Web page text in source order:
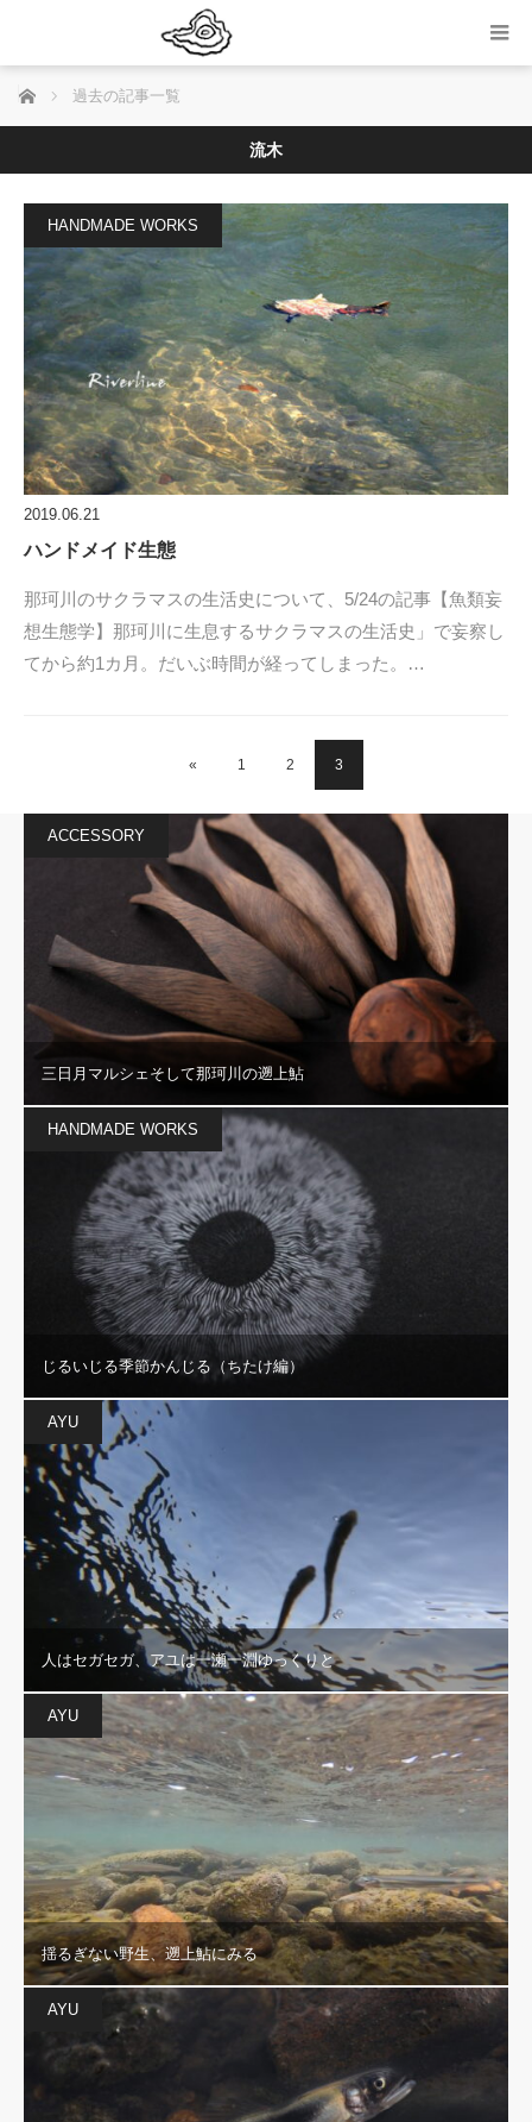
ホーム 過去の記事一覧
流木
HANDMADE WORKS
2019.06.21
ハンドメイド生態
那珂川のサクラマスの生活史について、5/24の記事【魚類妄
想生態学】那珂川に生息するサクラマスの生活史」で妄察し
てから約1カ月。だいぶ時間が経ってしまった。…
« 1 2 3
ACCESSORY
三日月マルシェそして那珂川の遡上鮎
HANDMADE WORKS
じるいじる季節かんじる（ちたけ編）
AYU
人はセガセガ、アユは一瀬一淵ゆっくりと
AYU
揺るぎない野生、遡上鮎にみる
AYU